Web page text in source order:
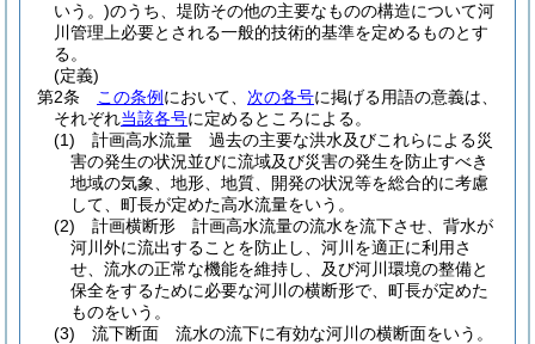
いう。)のうち、堤防その他の主要なものの構造について河
川管理上必要とされる一般的技術的基準を定めるものとす
る。
(定義)
第2条
この条例 において、 次の各号に掲げる用語の意義は、
それぞれ当該各号に定めるところによる。
(1)
計画高水流量 過去の主要な洪水及びこれらによる災
害の発生の状況並びに流域及び災害の発生を防止すべき
地域の気象、地形、地質、開発の状況等を総合的に考慮
して、町長が定めた高水流量をいう。
(2)
計画横断形 計画高水流量の流水を流下させ、背水が
河川外に流出することを防止し、河川を適正に利用さ
せ、流水の正常な機能を維持し、及び河川環境の整備と
保全をするために必要な河川の横断形で、町長が定めた
ものをいう。
(3)
流下断面 流水の流下に有効な河川の横断面をいう。